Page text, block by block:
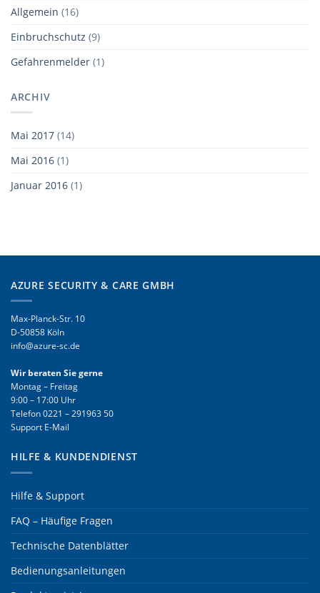
Allgemein (16)
Einbruchschutz (9)
Gefahrenmelder (1)
ARCHIV
Mai 2017 (14)
Mai 2016 (1)
Januar 2016 (1)
AZURE SECURITY & CARE GMBH
Max-Planck-Str. 10
D-50858 Köln
info@azure-sc.de
Wir beraten Sie gerne
Montag – Freitag
9:00 – 17:00 Uhr
Telefon0221 – 291963 50
Support E-Mail
HILFE & KUNDENDIENST
Hilfe & Support
FAQ – Häufige Fragen
Technische Datenblätter
Bedienungsanleitungen